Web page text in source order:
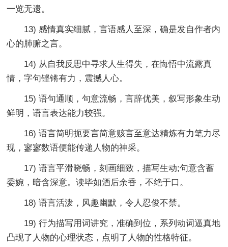
一览无遗。
13) 感情真实细腻，言语感人至深，确是发自作者内
心的肺腑之言。
14) 从自我反思中寻求人生得失，在悔悟中流露真
情，字句铿锵有力，震撼人心。
15) 语句通顺，句意流畅，言辞优美，叙写形象生动
鲜明，语言表达能力较强。
16) 语言简明扼要言简意赅言至意达精炼有力笔力尽
现，寥寥数语便能传递人物的神采。
17) 语言平滑晓畅，刻画细致，描写生动;句意含蓄
委婉，暗含深意。读毕如酒后余香，不绝于口。
18) 语言活泼，风趣幽默，令人忍俊不禁。
19) 行为描写用词讲究，准确到位，系列动词逼真地
凸现了人物的心理状态，点明了人物的性格特征。